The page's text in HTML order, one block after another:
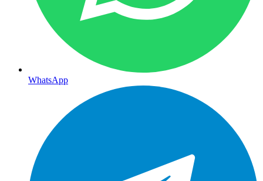
WhatsApp